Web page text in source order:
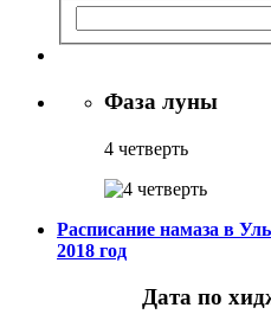
Фаза луны
4 четверть
Расписание намаза в
2018 год
Дата по